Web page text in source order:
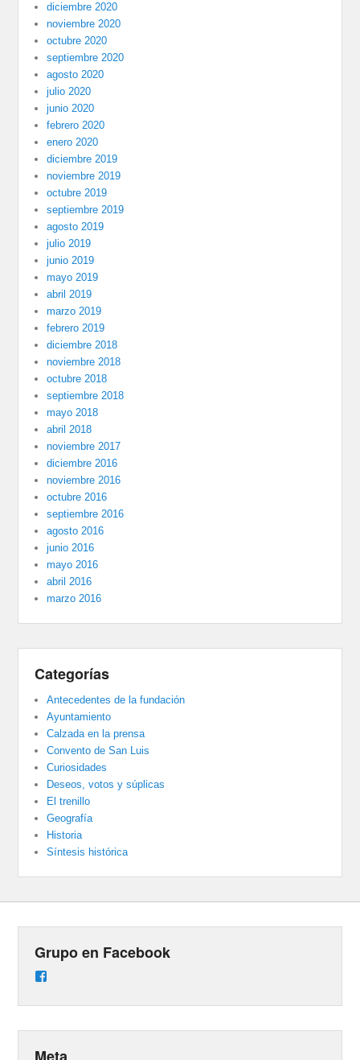
diciembre 2020
noviembre 2020
octubre 2020
septiembre 2020
agosto 2020
julio 2020
junio 2020
febrero 2020
enero 2020
diciembre 2019
noviembre 2019
octubre 2019
septiembre 2019
agosto 2019
julio 2019
junio 2019
mayo 2019
abril 2019
marzo 2019
febrero 2019
diciembre 2018
noviembre 2018
octubre 2018
septiembre 2018
mayo 2018
abril 2018
noviembre 2017
diciembre 2016
noviembre 2016
octubre 2016
septiembre 2016
agosto 2016
junio 2016
mayo 2016
abril 2016
marzo 2016
Categorías
Antecedentes de la fundación
Ayuntamiento
Calzada en la prensa
Convento de San Luis
Curiosidades
Deseos, votos y súplicas
El trenillo
Geografía
Historia
Síntesis histórica
Grupo en Facebook